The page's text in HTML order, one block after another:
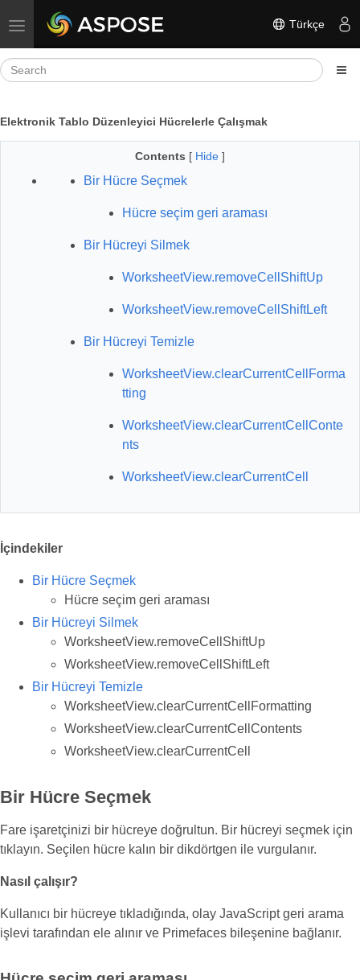
Toggle navigation Türkçe
Elektronik Tablo Düzenleyici Hücrelerle Çalışmak
Contents [ Hide ]
Bir Hücre Seçmek
Hücre seçim geri araması
Bir Hücreyi Silmek
WorksheetView.removeCellShiftUp
WorksheetView.removeCellShiftLeft
Bir Hücreyi Temizle
WorksheetView.clearCurrentCellForma
tting
WorksheetView.clearCurrentCellConte
nts
WorksheetView.clearCurrentCell
İçindekiler
Bir Hücre Seçmek
Hücre seçim geri araması
Bir Hücreyi Silmek
WorksheetView.removeCellShiftUp
WorksheetView.removeCellShiftLeft
Bir Hücreyi Temizle
WorksheetView.clearCurrentCellFormatting
WorksheetView.clearCurrentCellContents
WorksheetView.clearCurrentCell
Bir Hücre Seçmek
Fare işaretçinizi bir hücreye doğrultun. Bir hücreyi seçmek için
tıklayın. Seçilen hücre kalın bir dikdörtgen ile vurgulanır.
Nasıl çalışır?
Kullanıcı bir hücreye tıkladığında, olay JavaScript geri arama
işlevi tarafından ele alınır ve Primefaces bileşenine bağlanır.